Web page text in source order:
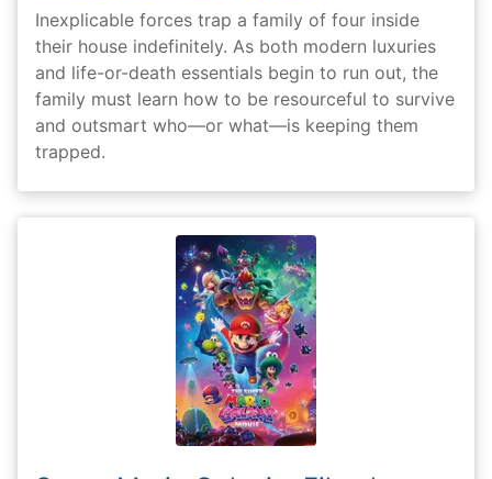
Inexplicable forces trap a family of four inside
their house indefinitely. As both modern luxuries
and life-or-death essentials begin to run out, the
family must learn how to be resourceful to survive
and outsmart who—or what—is keeping them
trapped.